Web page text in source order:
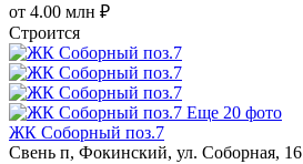
от 4.00 млн ₽
Строится
Еще 20 фото
ЖК Соборный поз.7
Свень п, Фокинский, ул. Соборная, 16